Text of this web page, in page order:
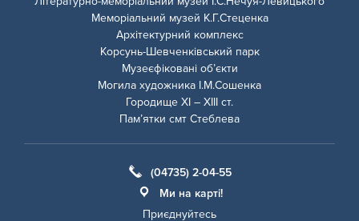
Меморіальний музей К.Г.Стеценка
Архітектурний комплекс
Корсунь-Шевченківський парк
Музеєфіковані об’єкти
Могила художника І.М.Сошенка
Городище ХІ – ХІІІ ст.
Пам’ятки смт Стеблева
(04735) 2-04-55
Ми на карті!
Приєднуйтесь